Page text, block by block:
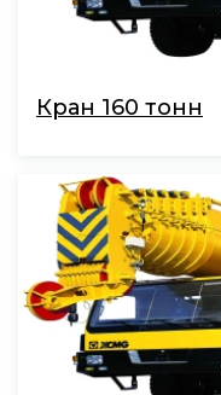
Кран 160 тонн